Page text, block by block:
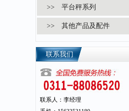
>> 平台秤系列
>> 其他产品及配件
联系我们
联系人：李经理